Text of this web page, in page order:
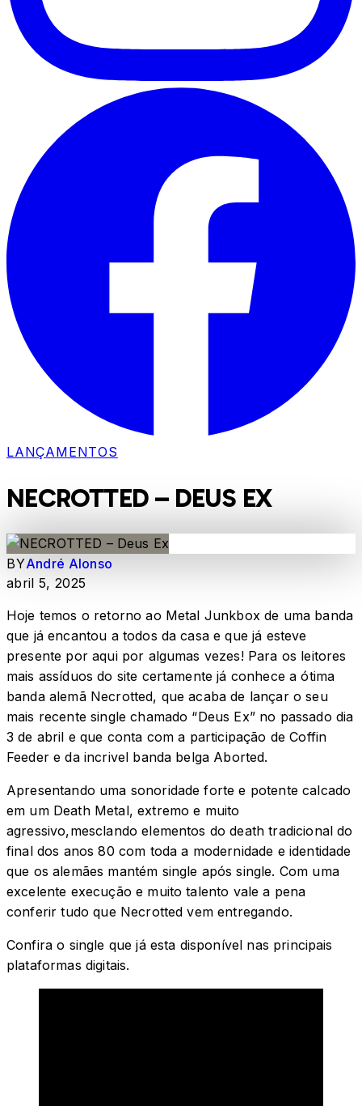
LANÇAMENTOS
NECROTTED – DEUS EX
BYAndré Alonso
abril 5, 2025
Hoje temos o retorno ao Metal Junkbox de uma banda
que já encantou a todos da casa e que já esteve
presente por aqui por algumas vezes! Para os leitores
mais assíduos do site certamente já conhece a ótima
banda alemã Necrotted, que acaba de lançar o seu
mais recente single chamado “Deus Ex” no passado dia
3 de abril e que conta com a participação de Coffin
Feeder e da incrivel banda belga Aborted.
Apresentando uma sonoridade forte e potente calcado
em um Death Metal, extremo e muito
agressivo,mesclando elementos do death tradicional do
final dos anos 80 com toda a modernidade e identidade
que os alemães mantém single após single. Com uma
excelente execução e muito talento vale a pena
conferir tudo que Necrotted vem entregando.
Confira o single que já esta disponível nas principais
plataformas digitais.